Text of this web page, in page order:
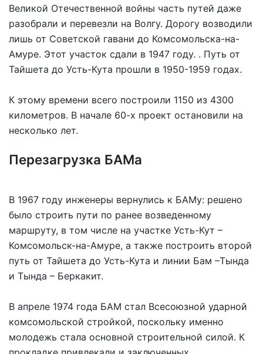
Великой Отечественной войны часть путей даже
разобрали и перевезли на Волгу. Дорогу возводили
лишь от Советской гавани до Комсомольска-на-
Амуре. Этот участок сдали в 1947 году. . Путь от
Тайшета до Усть-Кута прошли в 1950-1959 годах.
К этому времени всего построили 1150 из 4300
километров. В начале 60-х проект остановили на
несколько лет.
Перезагрузка БАМа
В 1967 году инженеры вернулись к БАМу: решено
было строить пути по ранее возведенному
маршруту, в том числе на участке Усть-Кут –
Комсомольск-на-Амуре, а также построить второй
путь от Тайшета до Усть-Кута и линии Бам –Тында
и Тында – Беркакит.
В апреле 1974 года БАМ стал Всесоюзной ударной
комсомольской стройкой, поскольку именно
молодежь стала основной строительной силой. К